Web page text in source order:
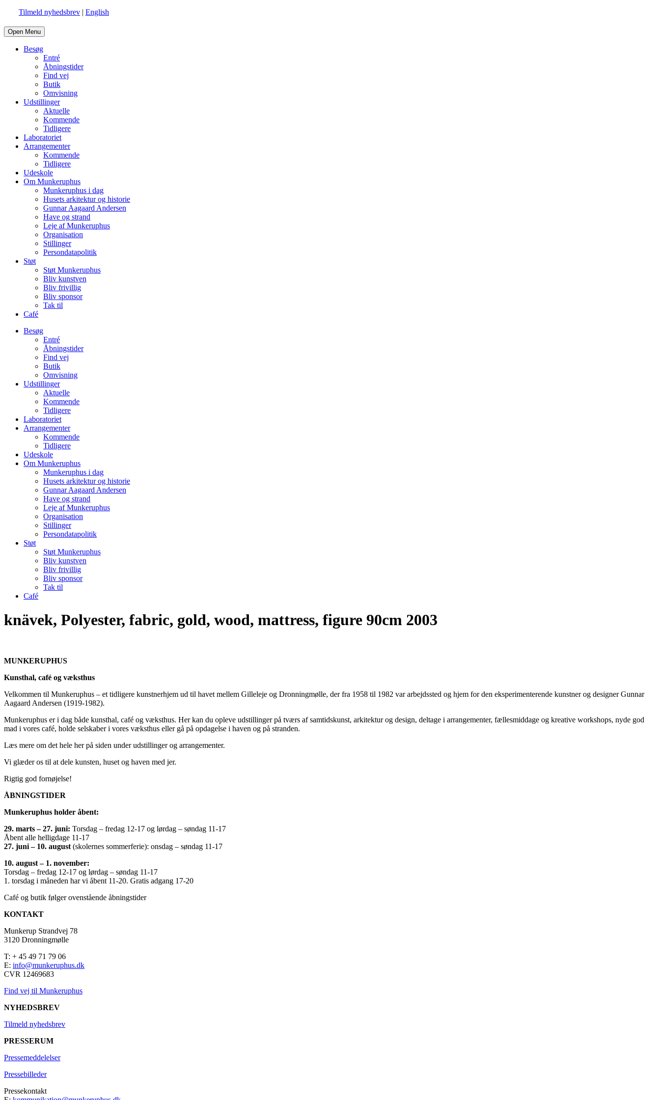
Tilmeld nyhedsbrev | English
Open Menu
Besøg
Entré
Åbningstider
Find vej
Butik
Omvisning
Udstillinger
Aktuelle
Kommende
Tidligere
Laboratoriet
Arrangementer
Kommende
Tidligere
Udeskole
Om Munkeruphus
Munkeruphus i dag
Husets arkitektur og historie
Gunnar Aagaard Andersen
Have og strand
Leje af Munkeruphus
Organisation
Stillinger
Persondatapolitik
Støt
Støt Munkeruphus
Bliv kunstven
Bliv frivillig
Bliv sponsor
Tak til
Café
Besøg
Entré
Åbningstider
Find vej
Butik
Omvisning
Udstillinger
Aktuelle
Kommende
Tidligere
Laboratoriet
Arrangementer
Kommende
Tidligere
Udeskole
Om Munkeruphus
Munkeruphus i dag
Husets arkitektur og historie
Gunnar Aagaard Andersen
Have og strand
Leje af Munkeruphus
Organisation
Stillinger
Persondatapolitik
Støt
Støt Munkeruphus
Bliv kunstven
Bliv frivillig
Bliv sponsor
Tak til
Café
knävek, Polyester, fabric, gold, wood, mattress, figure 90cm 2003
MUNKERUPHUS
Kunsthal, café og væksthus
Velkommen til Munkeruphus – et tidligere kunstnerhjem ud til havet mellem Gilleleje og Dronningmølle, der fra 1958 til 1982 var arbejdssted og hjem for den eksperimenterende kunstner og designer Gunnar
Aagaard Andersen (1919-1982).
Munkeruphus er i dag både kunsthal, café og væksthus. Her kan du opleve udstillinger på tværs af samtidskunst, arkitektur og design, deltage i arrangementer, fællesmiddage og kreative workshops, nyde god
mad i vores café, holde selskaber i vores væksthus eller gå på opdagelse i haven og på stranden.
Læs mere om det hele her på siden under udstillinger og arrangementer.
Vi glæder os til at dele kunsten, huset og haven med jer.
Rigtig god fornøjelse!
ÅBNINGSTIDER
Munkeruphus holder åbent:
29. marts – 27. juni: Torsdag – fredag 12-17 og lørdag – søndag 11-17
Åbent alle helligdage 11-17
27. juni – 10. august (skolernes sommerferie): onsdag – søndag 11-17
10. august – 1. november:
Torsdag – fredag 12-17 og lørdag – søndag 11-17
1. torsdag i måneden har vi åbent 11-20. Gratis adgang 17-20
Café og butik følger ovenstående åbningstider
KONTAKT
Munkerup Strandvej 78
3120 Dronningmølle
T: + 45 49 71 79 06
E: info@munkeruphus.dk
CVR 12469683
Find vej til Munkeruphus
NYHEDSBREV
Tilmeld nyhedsbrev
PRESSERUM
Pressemeddelelser
Pressebilleder
Pressekontakt